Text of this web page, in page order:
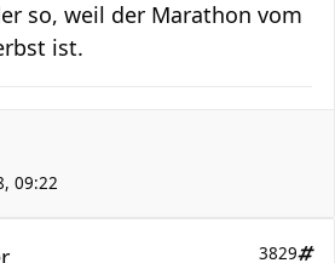
so, weil der Marathon vom
ist.
09:22
3829